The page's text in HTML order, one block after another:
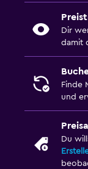
Dir
damit
Finde
und
Du